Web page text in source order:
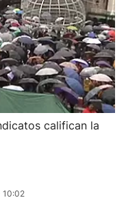
califican la
10:02